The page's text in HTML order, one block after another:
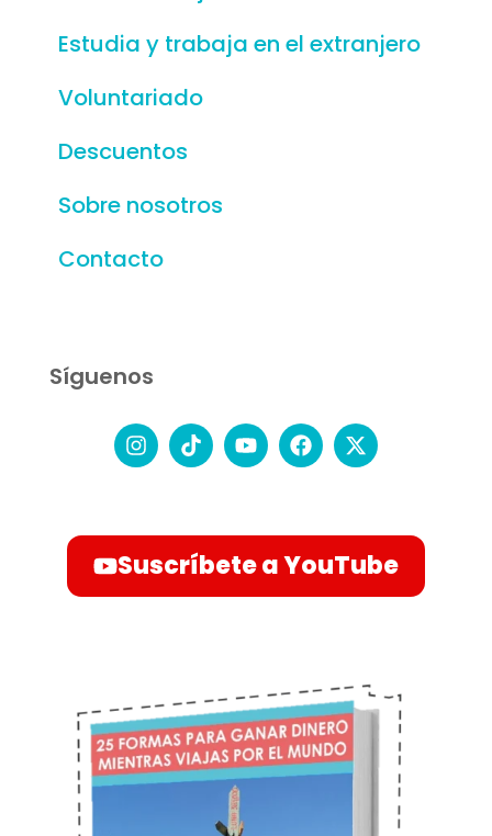
Estudia y trabaja en el extranjero
Voluntariado
Descuentos
Sobre nosotros
Contacto
Síguenos
Suscríbete a YouTube